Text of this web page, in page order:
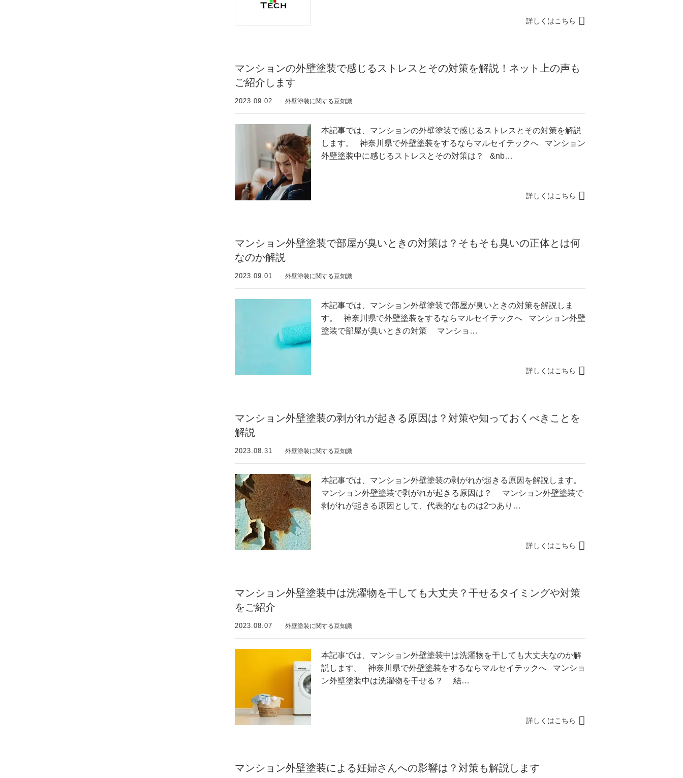
詳しくはこちら
マンションの外壁塗装で感じるストレスとその対策を解説！ネット上の声も
ご紹介します
2023.09.02 外壁塗装に関する豆知識
本記事では、マンションの外壁塗装で感じるストレスとその対策を解説
します。 神奈川県で外壁塗装をするならマルセイテックへ マンション
外壁塗装中に感じるストレスとその対策は？ &nb…
詳しくはこちら
マンション外壁塗装で部屋が臭いときの対策は？そもそも臭いの正体とは何
なのか解説
2023.09.01 外壁塗装に関する豆知識
本記事では、マンション外壁塗装で部屋が臭いときの対策を解説しま
す。 神奈川県で外壁塗装をするならマルセイテックへ マンション外壁
塗装で部屋が臭いときの対策 マンショ…
詳しくはこちら
マンション外壁塗装の剥がれが起きる原因は？対策や知っておくべきことを
解説
2023.08.31 外壁塗装に関する豆知識
本記事では、マンション外壁塗装の剥がれが起きる原因を解説します。
マンション外壁塗装で剥がれが起きる原因は？ マンション外壁塗装で
剥がれが起きる原因として、代表的なものは2つあり…
詳しくはこちら
マンション外壁塗装中は洗濯物を干しても大丈夫？干せるタイミングや対策
をご紹介
2023.08.07 外壁塗装に関する豆知識
本記事では、マンション外壁塗装中は洗濯物を干しても大丈夫なのか解
説します。 神奈川県で外壁塗装をするならマルセイテックへ マンショ
ン外壁塗装中は洗濯物を干せる？ 結…
詳しくはこちら
マンション外壁塗装による妊婦さんへの影響は？対策も解説します